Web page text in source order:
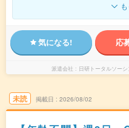
気になる! 応
派遣会社 日研トータルソー
未読 掲載日 2026/08/02